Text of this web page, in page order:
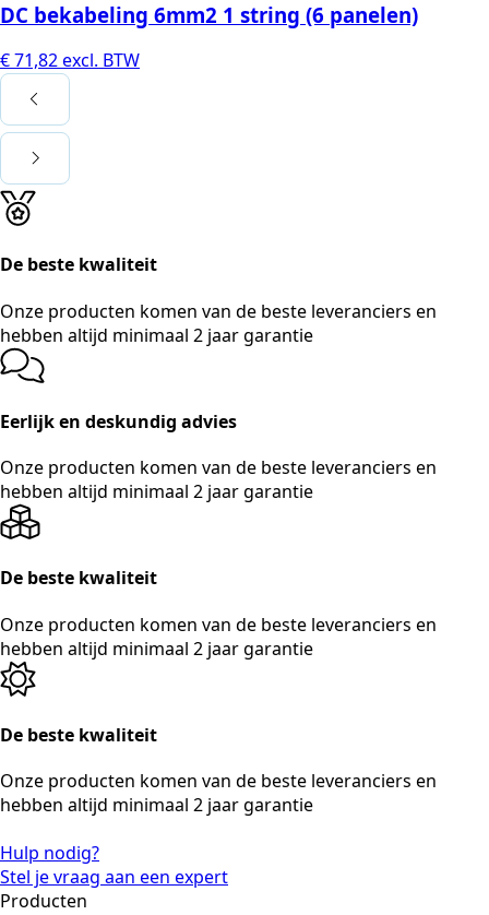
DC bekabeling 6mm2 1 string (6 panelen)
€71,82excl. BTW
De beste kwaliteit
Onze producten komen van de beste leveranciers en
hebben altijd minimaal 2 jaar garantie
Eerlijk en deskundig advies
Onze producten komen van de beste leveranciers en
hebben altijd minimaal 2 jaar garantie
De beste kwaliteit
Onze producten komen van de beste leveranciers en
hebben altijd minimaal 2 jaar garantie
De beste kwaliteit
Onze producten komen van de beste leveranciers en
hebben altijd minimaal 2 jaar garantie
Hulp nodig?
Stel je vraag aan een expert
Producten